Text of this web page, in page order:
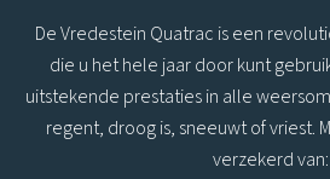
De Vredestein Quatrac is een
die u het hele jaar door kunt
uitstekende prestaties in alle
regent, droog is, sneeuwt of vriest.
verzekerd van: